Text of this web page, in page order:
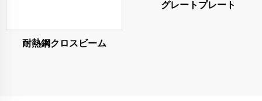
耐熱鋼クロスビーム
グレートプレート